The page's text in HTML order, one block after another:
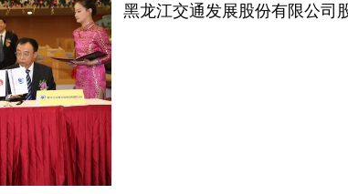
黑龙江交通发展股份有限公司